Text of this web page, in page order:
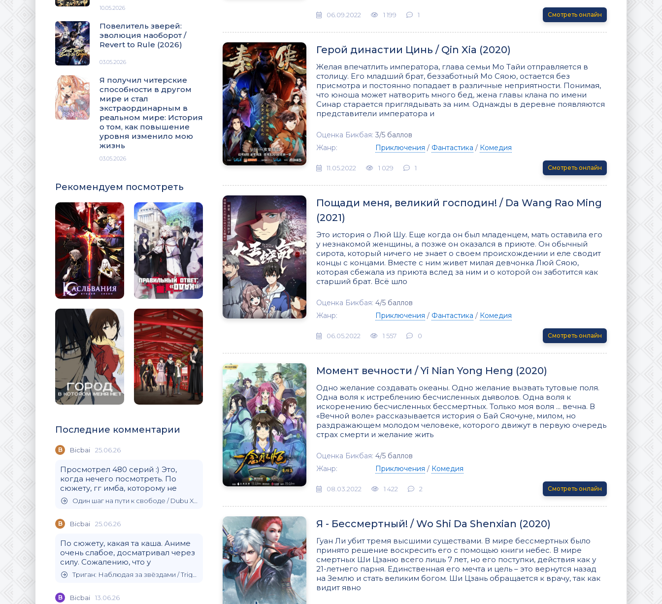
10.05.2026
Повелитель зверей:
эволюция наоборот /
Revert to Rule (2026)
03.05.2026
Я получил читерские
способности в другом
мире и стал
экстраординарным в
реальном мире: История
о том, как повышение
уровня изменило мою
жизнь
03.05.2026
Рекомендуем посмотреть
Последние комментарии
B Bicbai 25.06.26
Просмотрел 480 серий :) Это,
когда нечего посмотреть. По
сюжету, гг имба, которому не
Один шаг на пути к свободе / Dubu Xiaoyao (2020)
B Bicbai 25.06.26
По сюжету, какая та каша. Аниме
очень слабое, досматривал через
силу. Сожалению, что у
Триган: Наблюдая за звёздами / Trigun Stargaze (2026)
B Bicbai 13.06.26
06.09.2022 1 199 1 Смотреть онлайн
Герой династии Цинь / Qin Xia (2020)
Желая впечатлить императора, глава семьи Мо Тайи отправляется в
столицу. Его младший брат, беззаботный Мо Сяою, остается без
присмотра и постоянно попадает в различные неприятности. Понимая,
что юноша может натворить много бед, жена главы клана по имени
Синар старается приглядывать за ним. Однажды в деревне появляются
представители императора и
Оценка Бикбая: 3/5 баллов
Жанр:
Приключения / Фантастика / Комедия
11.05.2022 1 029 1 Смотреть онлайн
Пощади меня, великий господин! / Da Wang Rao Ming
(2021)
Это история о Люй Шу. Еще когда он был младенцем, мать оставила его
у незнакомой женщины, а позже он оказался в приюте. Он обычный
сирота, который ничего не знает о своем происхождении и еле сводит
концы с концами. Вместе с ним живет милая девчонка Люй Сяою,
которая сбежала из приюта вслед за ним и о которой он заботится как
старший брат. Всё шло
Оценка Бикбая: 4/5 баллов
Жанр:
Приключения / Фантастика / Комедия
06.05.2022 1 557 0 Смотреть онлайн
Момент вечности / Yi Nian Yong Heng (2020)
Одно желание создавать океаны. Одно желание вызвать тутовые поля.
Одна воля к истреблению бесчисленных дьяволов. Одна воля к
искоренению бесчисленных бессмертных. Только моя воля ... вечна. В
«Вечной воле» рассказывается история о Бай Сяочуне, милом, но
раздражающем молодом человеке, которого движут в первую очередь
страх смерти и желание жить
Оценка Бикбая: 4/5 баллов
Жанр:
Приключения / Комедия
08.03.2022 1 422 2 Смотреть онлайн
Я - Бессмертный! / Wo Shi Da Shenxian (2020)
Гуан Ли убит тремя высшими существами. В мире бессмертных было
принято решение воскресить его с помощью книги небес. В мире
смертных Ши Цзаню всего лишь 7 лет, но его поступки, действия как у
21-летнего парня. Единственная его мечта и цель – это вернутся назад
на Землю и стать великим богом. Ши Цзань обращается к врачу, так как
видит явно